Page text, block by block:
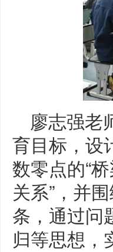
廖志强老
育目标，设
数零点的“
关系”，并
条，通过问
归等思想，